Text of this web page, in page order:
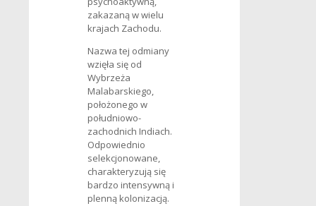
zakazaną w wielu
krajach Zachodu.
Nazwa tej odmiany
wzięła się od
Wybrzeża
Malabarskiego,
położonego w
południowo-
zachodnich Indiach.
Odpowiednio
selekcjonowane,
charakteryzują się
bardzo intensywną i
plenną kolonizacją.